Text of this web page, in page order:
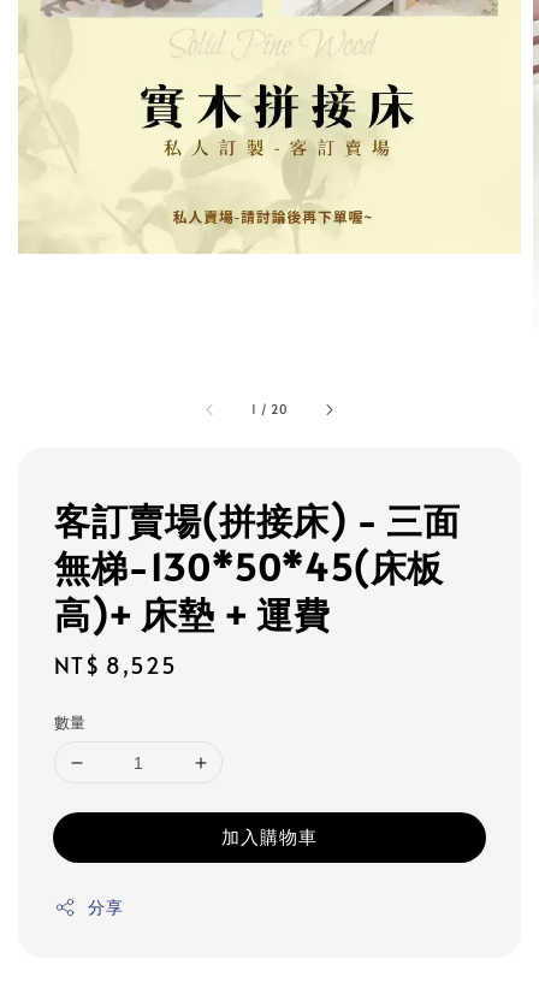
1 / 20
客訂賣場(拼接床) - 三面
無梯-130*50*45(床板
高)+ 床墊 + 運費
Regular
NT$ 8,525
數量
加入購物車
分享